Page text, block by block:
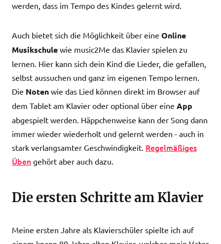
werden, dass im Tempo des Kindes gelernt wird.
Auch bietet sich die Möglichkeit über eine Online
Musikschule wie music2Me das Klavier spielen zu
lernen. Hier kann sich dein Kind die Lieder, die gefallen,
selbst aussuchen und ganz im eigenen Tempo lernen.
Die Noten wie das Lied können direkt im Browser auf
dem Tablet am Klavier oder optional über eine App
abgespielt werden. Häppchenweise kann der Song dann
immer wieder wiederholt und gelernt werden - auch in
stark verlangsamter Geschwindigkeit. Regelmäßiges
Üben gehört aber auch dazu.
Die ersten Schritte am Klavier
Meine ersten Jahre als Klavierschüler spielte ich auf